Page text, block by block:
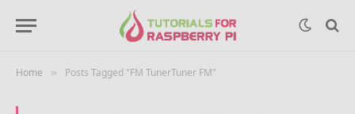
Home » Posts Tagged "FM TunerTuner FM"